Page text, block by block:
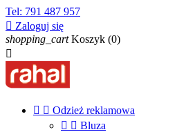
Tel: 791 487 957
 Zaloguj się
shopping_cart Koszyk (0)

  Odzież reklamowa
  Bluza